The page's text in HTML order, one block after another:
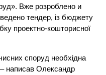
Вже розроблено и
тендер, із бюджету
проектно-кошторисної
споруд необхідна
написав Олександр